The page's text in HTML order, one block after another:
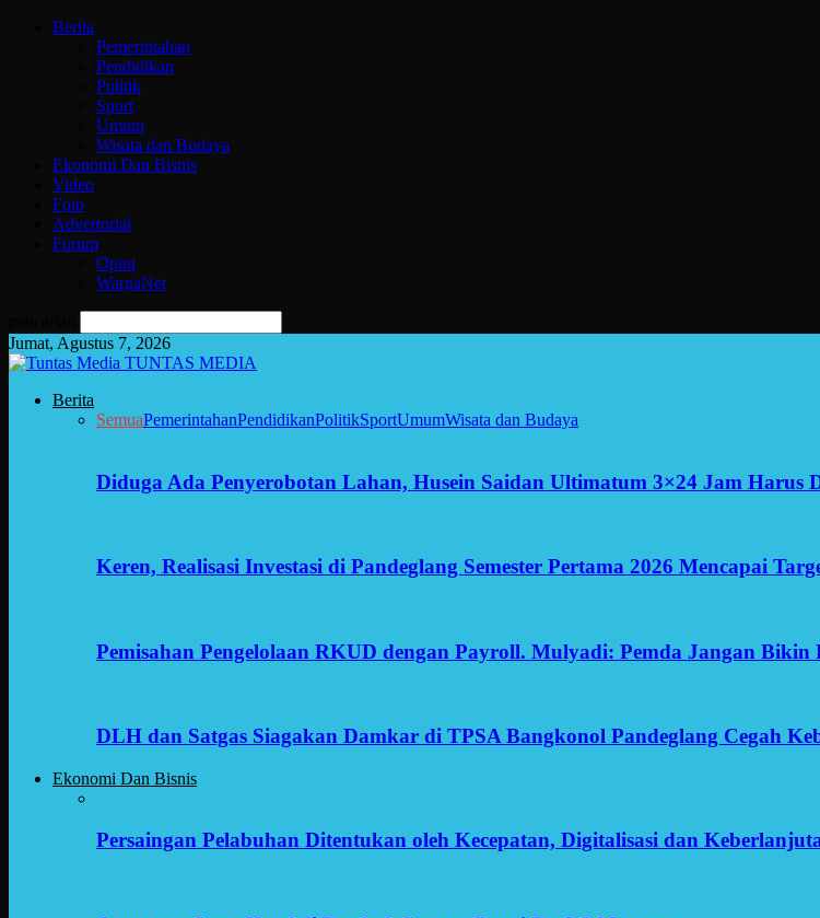
Berita
Pemerintahan
Pendidikan
Politik
Sport
Umum
Wisata dan Budaya
Ekonomi Dan Bisnis
Video
Foto
Advertorial
Forum
Opini
WargaNet
Jumat, Agustus 7, 2026
TUNTAS MEDIA
Berita
SemuaPemerintahanPendidikanPolitikSportUmumWisata dan Budaya
Diduga Ada Penyerobotan Lahan, Husein Saidan Ultimatum 3×24 Jam Harus
Keren, Realisasi Investasi di Pandeglang Semester Pertama 2026 Mencapai
Pemisahan Pengelolaan RKUD dengan Payroll. Mulyadi: Pemda Jangan Bikin
DLH dan Satgas Siagakan Damkar di TPSA Bangkonol Pandeglang Cegah
Ekonomi Dan Bisnis
Persaingan Pelabuhan Ditentukan oleh Kecepatan, Digitalisasi dan